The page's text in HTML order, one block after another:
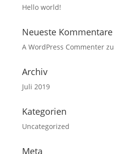
Hello world!
Neueste Kommentare
A WordPress Commenterzu
Archiv
Juli 2019
Kategorien
Uncategorized
Meta